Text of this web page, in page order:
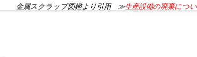
金属スクラップ図鑑より引用 ≫生産設備の廃棄につ